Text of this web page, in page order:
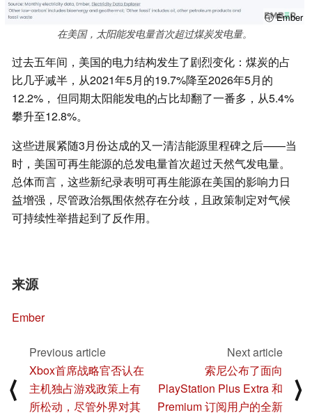
ⓘ Ember
在美国，太阳能发电量首次超过煤炭发电量。
过去五年间，美国的电力结构发生了剧烈变化：煤炭的占
比几乎减半，从2021年5月的19.7%降至2026年5月的
12.2%， 但同期太阳能发电的占比却翻了一番多，从5.4%
攀升至12.8%。
这些进展紧随3月份达成的又一清洁能源里程碑之后——当
时，美国可再生能源的总发电量首次超过天然气发电量。
总体而言，这些新纪录表明可再生能源在美国的影响力日
益增强，尽管政治氛围依然存在分歧，且政策制定对气候
可持续性举措起到了反作用。
来源
Ember
⟨
Previous article
Xbox首席战略官否认在
主机独占游戏政策上有
所松动，尽管外界对其
Next article
索尼公布了面向
PlayStation Plus Extra 和
Premium 订阅用户的全新
⟩